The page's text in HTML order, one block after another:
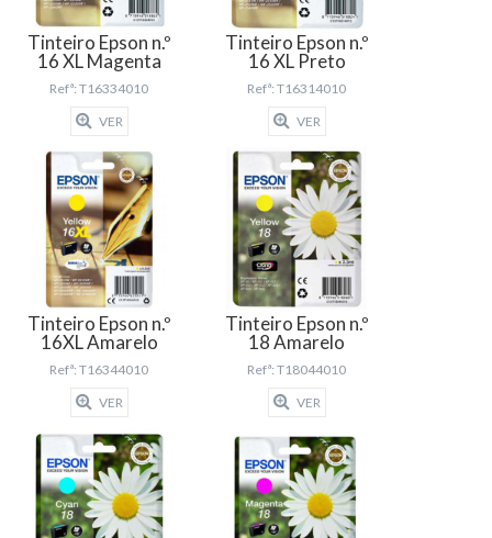
Tinteiro Epson n.º
16 XL Magenta
Refª: T16334010
VER
Tinteiro Epson n.º
16 XL Preto
Refª: T16314010
VER
Tinteiro Epson n.º
16XL Amarelo
Refª: T16344010
VER
Tinteiro Epson n.º
18 Amarelo
Refª: T18044010
VER